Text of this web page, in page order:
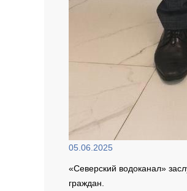
05.06.2025
«Северский водоканал»
граждан.